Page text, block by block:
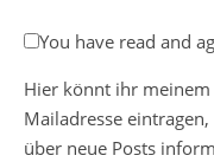
You have read and
Hier könnt ihr meinem
Mailadresse
über neue Posts